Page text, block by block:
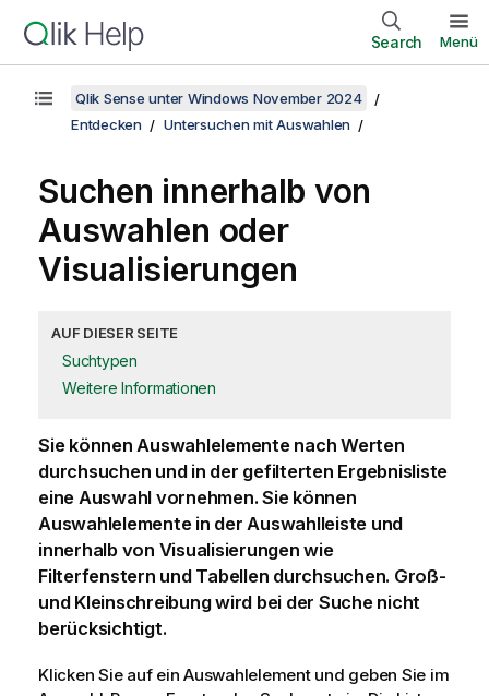
Search Menü
Qlik Sense unter Windows November 2024
Entdecken
Untersuchen mit Auswahlen
Suchen innerhalb von
Auswahlen oder
Visualisierungen
AUF DIESER SEITE
Suchtypen
Weitere Informationen
Sie können Auswahlelemente nach Werten
durchsuchen und in der gefilterten Ergebnisliste
eine Auswahl vornehmen. Sie können
Auswahlelemente in der Auswahlleiste und
innerhalb von Visualisierungen wie
Filterfenstern und Tabellen durchsuchen. Groß-
und Kleinschreibung wird bei der Suche nicht
berücksichtigt.
Klicken Sie auf ein Auswahlelement und geben Sie im